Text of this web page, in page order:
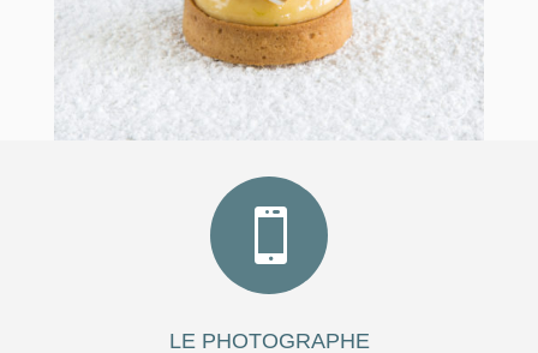

LE PHOTOGRAPHE